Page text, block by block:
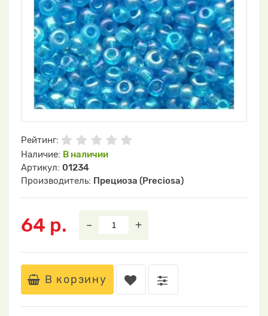
Рейтинг:
Наличие: В наличии
Артикул: 01234
Производитель: Прециоза (Preciosa)
64 р. – +
В корзину